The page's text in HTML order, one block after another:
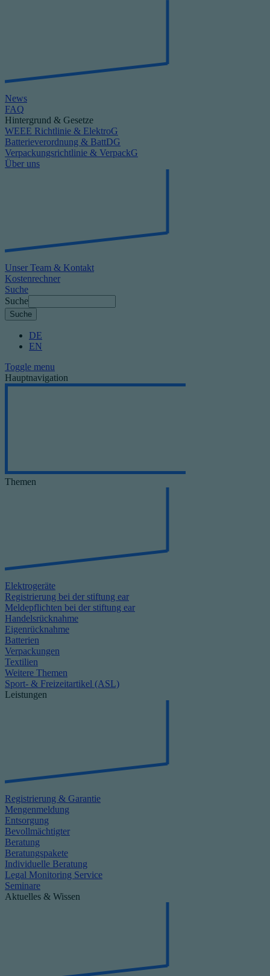
News
FAQ
Hintergrund & Gesetze
WEEE Richtlinie & ElektroG
Batterieverordnung & BattDG
Verpackungsrichtlinie & VerpackG
Über uns
Unser Team & Kontakt
Kostenrechner
Suche
Suche
DE
EN
Toggle menu
Hauptnavigation
Themen
Elektrogeräte
Registrierung bei der stiftung ear
Meldepflichten bei der stiftung ear
Handelsrücknahme
Eigenrücknahme
Batterien
Verpackungen
Textilien
Weitere Themen
Sport- & Freizeitartikel (ASL)
Leistungen
Registrierung & Garantie
Mengenmeldung
Entsorgung
Bevollmächtigter
Beratung
Beratungspakete
Individuelle Beratung
Legal Monitoring Service
Seminare
Aktuelles & Wissen